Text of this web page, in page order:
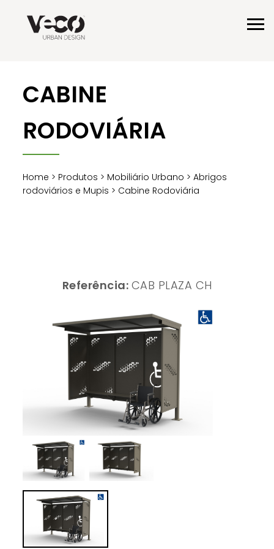
CABINE
RODOVIÁRIA
Home > Produtos > Mobiliário Urbano >Abrigos
rodoviários e Mupis > Cabine Rodoviária
Referência: CAB PLAZA CH